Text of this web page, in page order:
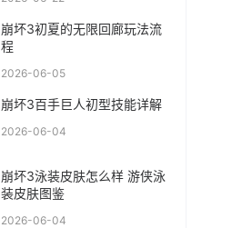
崩坏3初夏的无限回廊玩法流
程
2026-06-05
崩坏3百手巨人初型技能详解
2026-06-04
崩坏3泳装皮肤怎么样 游侠泳
装皮肤图鉴
2026-06-04